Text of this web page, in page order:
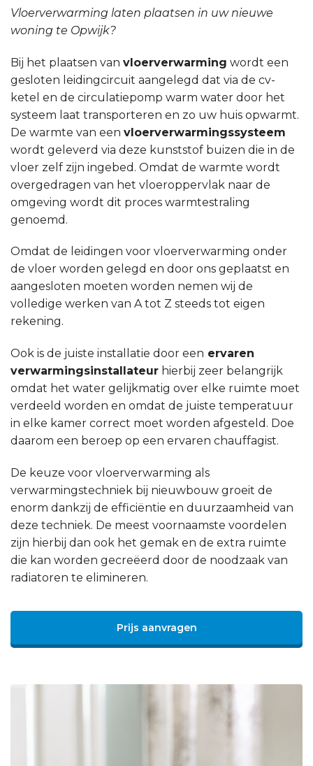
Vloerverwarming laten plaatsen in uw nieuwe
woning te Opwijk?
Bij het plaatsen van vloerverwarming wordt een
gesloten leidingcircuit aangelegd dat via de cv-
ketel en de circulatiepomp warm water door het
systeem laat transporteren en zo uw huis opwarmt.
De warmte van een vloerverwarmingssysteem
wordt geleverd via deze kunststof buizen die in de
vloer zelf zijn ingebed. Omdat de warmte wordt
overgedragen van het vloeroppervlak naar de
omgeving wordt dit proces warmtestraling
genoemd.
Omdat de leidingen voor vloerverwarming onder
de vloer worden gelegd en door ons geplaatst en
aangesloten moeten worden nemen wij de
volledige werken van A tot Z steeds tot eigen
rekening.
Ook is de juiste installatie door een ervaren
verwarmingsinstallateur hierbij zeer belangrijk
omdat het water gelijkmatig over elke ruimte moet
verdeeld worden en omdat de juiste temperatuur
in elke kamer correct moet worden afgesteld. Doe
daarom een beroep op een ervaren chauffagist.
De keuze voor vloerverwarming als
verwarmingstechniek bij nieuwbouw groeit de
enorm dankzij de efficiëntie en duurzaamheid van
deze techniek. De meest voornaamste voordelen
zijn hierbij dan ook het gemak en de extra ruimte
die kan worden gecreëerd door de noodzaak van
radiatoren te elimineren.
Prijs aanvragen